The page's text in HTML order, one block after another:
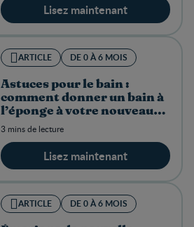
Lisez maintenant
ARTICLE DE 0 À 6 MOIS
Astuces pour le bain :
comment donner un bain à
l’éponge à votre nouveau-
né
3 mins de lecture
Lisez maintenant
ARTICLE DE 0 À 6 MOIS